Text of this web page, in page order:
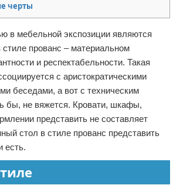
информации
черты
в мебельной экспозиции являются
прованс – материальном
и респектабельности. Такая
с аристократическими
беседами, а вот с техническим
бы, не вяжется. Кровати, шкафы,
представить не составляет
стол в стиле прованс представить
есть.